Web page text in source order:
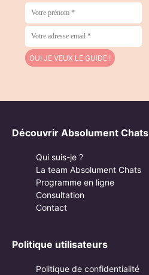
OUI JE VEUX LE GUIDE !
Découvrir Absolument Chats
Qui suis-je ?
La team Absolument Chats
Programme en ligne
Consultation
Contact
Politique utilisateurs
Politique de confidentialité